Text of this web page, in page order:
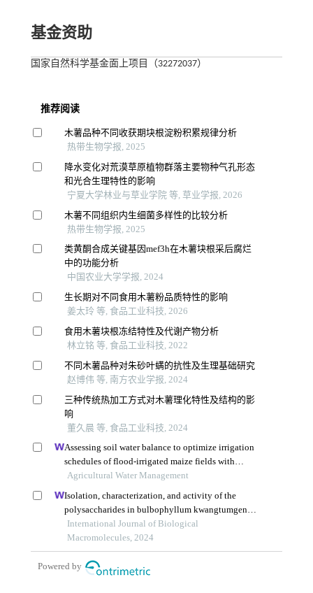
基金资助
国家自然科学基金面上项目（32272037）